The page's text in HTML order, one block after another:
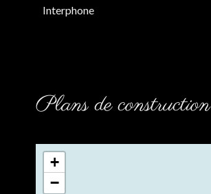
Interphone
Plans de construction
+
−